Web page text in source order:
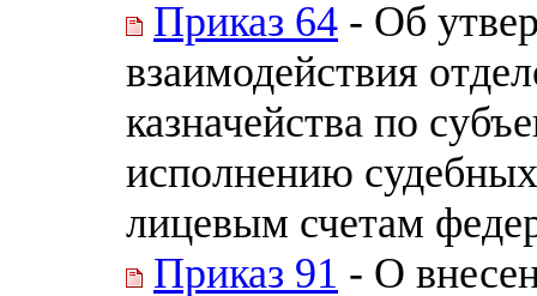
Приказ 64 - Об
взаимодействия
казначейства по
исполнению
лицевым счетам
Приказ 91 - О